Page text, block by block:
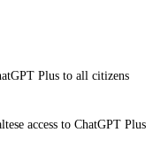
Plus to all citizens
access to ChatGPT Plus